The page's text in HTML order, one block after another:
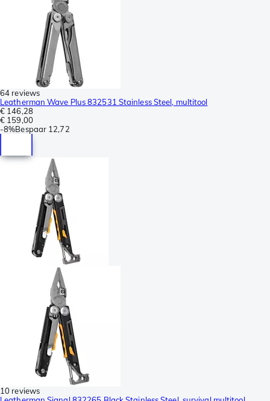
64 reviews
Leatherman Wave Plus 832531 Stainless Steel, multitool
€ 146,28
€ 159,00
-8%Bespaar 12,72
10 reviews